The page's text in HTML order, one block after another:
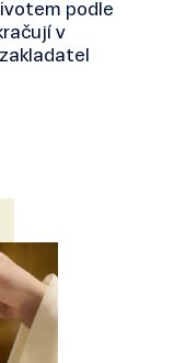
podle
v